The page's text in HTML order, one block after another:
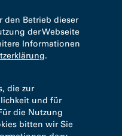
den Betrieb dieser
der Webseite
Informationen
.
die zur
und für
die Nutzung
bitten wir Sie